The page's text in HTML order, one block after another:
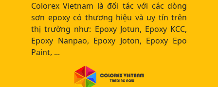
Colorex Vietnam là đối tác với các dòng
sơn epoxy có thương hiệu và uy tín trên
thị trường như: Epoxy Jotun, Epoxy KCC,
Epoxy Nanpao, Epoxy Joton, Epoxy Epo
Paint, ...